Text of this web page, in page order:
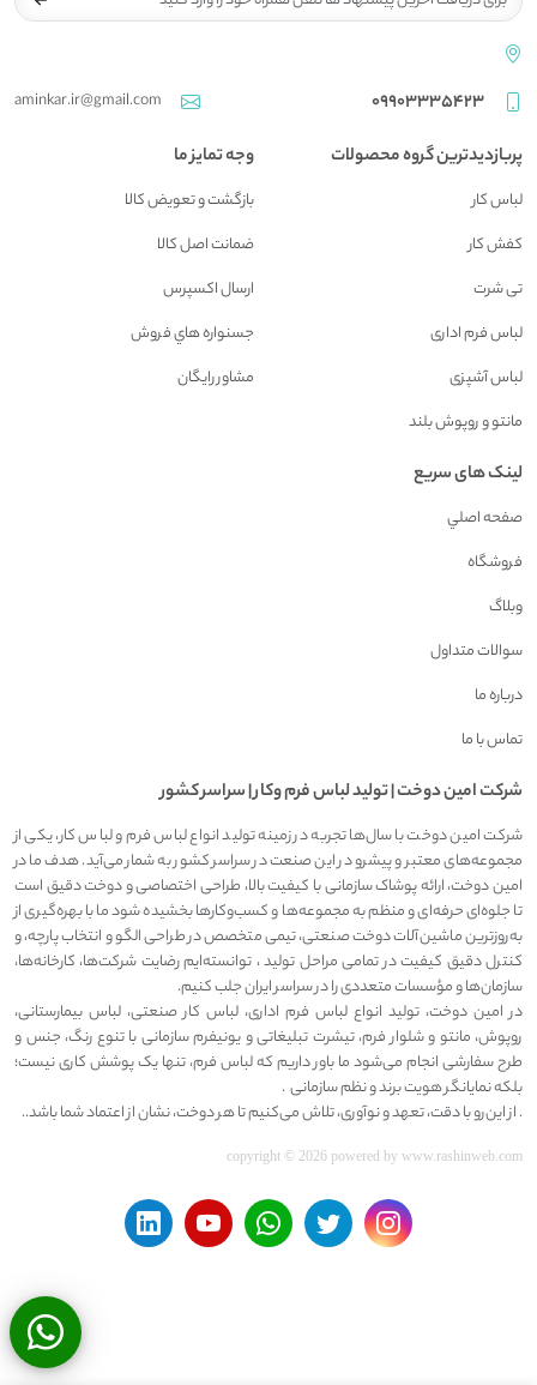
09903335423
aminkar.ir@gmail.com
پربازدیدترین گروه محصولات
لباس کار
کفش کار
تی شرت
لباس فرم اداری
لباس آشپزی
مانتو و روپوش بلند
وجه تمایز ما
بازگشت و تعويض کالا
ضمانت اصل کالا
ارسال اکسپرس
جسنواره هاي فروش
مشاور رايگان
لینک های سریع
صفحه اصلي
فروشگاه
وبلاگ
سوالات متداول
درباره ما
تماس با ما
شرکت امين دوخت | توليد لباس فرم وکار | سراسر کشور
شرکت امین دوخت با سال‌ها تجربه در زمینه تولید انواع لباس فرم و لباس کار، یکی از
مجموعه‌های معتبر و پیشرو در این صنعت در سراسر کشور به شمار می‌آید. هدف ما در
امین دوخت، ارائه پوشاک سازمانی با کیفیت بالا، طراحی اختصاصی و دوخت دقیق است
تا جلوه‌ای حرفه‌ای و منظم به مجموعه‌ها و کسب‌وکارها بخشیده شود ما با بهره‌گیری از
به‌روزترین ماشین‌آلات دوخت صنعتی، تیمی متخصص در طراحی الگو و انتخاب پارچه، و
کنترل دقیق کیفیت در تمامی مراحل تولید ، توانسته‌ایم رضایت شرکت‌ها، کارخانه‌ها،
سازمان‌ها و مؤسسات متعددی را در سراسر ایران جلب کنیم.
در امین دوخت، تولید انواع لباس فرم اداری، لباس کار صنعتی، لباس بیمارستانی،
روپوش، مانتو و شلوار فرم، تیشرت تبلیغاتی و یونیفرم سازمانی با تنوع رنگ، جنس و
طرح سفارشی انجام می‌شود ما باور داریم که لباس فرم، تنها یک پوشش کاری نیست؛
بلکه نمایانگر هویت برند و نظم سازمانی .
. از این‌رو با دقت، تعهد و نوآوری، تلاش می‌کنیم تا هر دوخت، نشان از اعتماد شما باشد..
copyright © 2026 powered by www.rashinweb.com